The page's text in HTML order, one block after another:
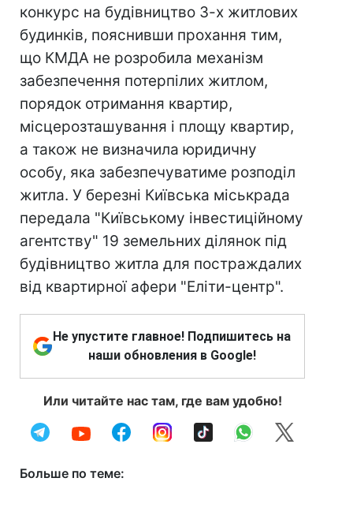
конкурс на будівництво 3-х житлових
будинків, пояснивши прохання тим,
що КМДА не розробила механізм
забезпечення потерпілих житлом,
порядок отримання квартир,
місцерозташування і площу квартир,
а також не визначила юридичну
особу, яка забезпечуватиме розподіл
житла. У березні Київська міськрада
передала "Київському інвестиційному
агентству" 19 земельних ділянок під
будівництво житла для постраждалих
від квартирної афери "Еліти-центр".
Не упустите главное! Подпишитесь на
наши обновления в Google!
Или читайте нас там, где вам удобно!
Больше по теме: